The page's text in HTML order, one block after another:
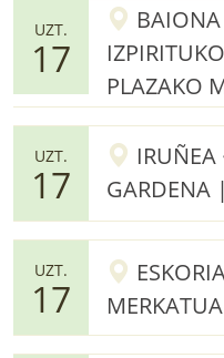
UZT.
17
PLAZAKO
UZT.
17
GARDENA
UZT.
17